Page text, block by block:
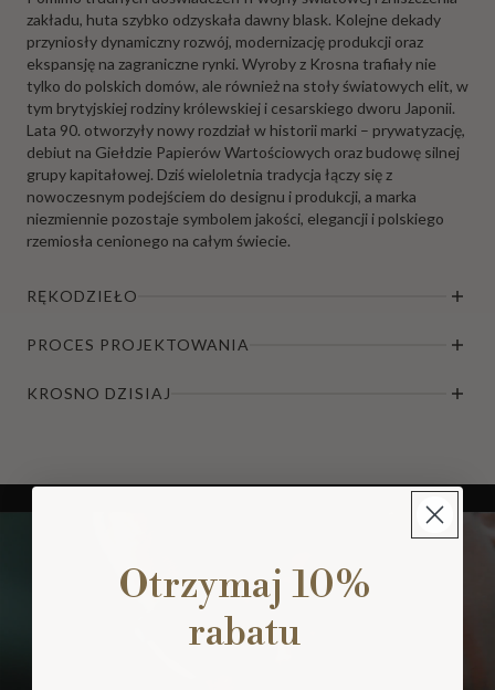
zakładu, huta szybko odzyskała dawny blask. Kolejne dekady
przyniosły dynamiczny rozwój, modernizację produkcji oraz
ekspansję na zagraniczne rynki. Wyroby z Krosna trafiały nie
tylko do polskich domów, ale również na stoły światowych elit, w
tym brytyjskiej rodziny królewskiej i cesarskiego dworu Japonii.
Lata 90. otworzyły nowy rozdział w historii marki – prywatyzację,
debiut na Giełdzie Papierów Wartościowych oraz budowę silnej
grupy kapitałowej. Dziś wieloletnia tradycja łączy się z
nowoczesnym podejściem do designu i produkcji, a marka
niezmiennie pozostaje symbolem jakości, elegancji i polskiego
rzemiosła cenionego na całym świecie.
RĘKODZIEŁO
PROCES PROJEKTOWANIA
KROSNO DZISIAJ
Otrzymaj 10%
rabatu